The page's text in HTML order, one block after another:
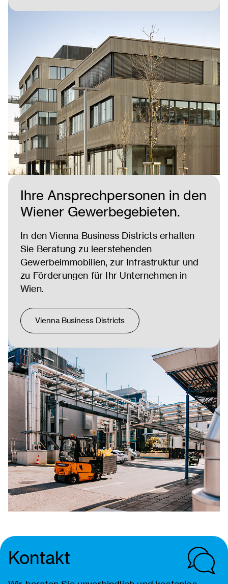
Ihre Ansprechpersonen in den
Wiener Gewerbegebieten.
In den Vienna Business Districts erhalten
Sie Beratung zu leerstehenden
Gewerbeimmobilien, zur Infrastruktur und
zu Förderungen für Ihr Unternehmen in
Wien.
Vienna Business Districts
Kontakt